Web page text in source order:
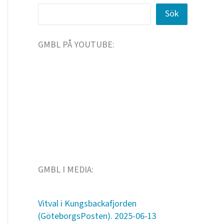
Sök
GMBL PÅ YOUTUBE:
GMBL I MEDIA:
Vitval i Kungsbackafjorden
(GöteborgsPosten). 2025-06-13